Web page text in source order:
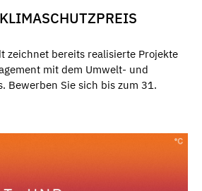
zeichnet bereits realisierte Projekte
mit dem Umwelt- und
Bewerben Sie sich bis zum 31.